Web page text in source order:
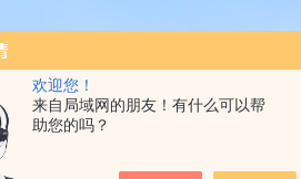
欢迎您！
来自局域网的朋友！有什么可以帮
助您的吗？